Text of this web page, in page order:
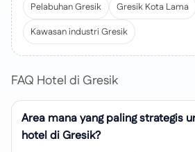
Pelabuhan Gresik
Gresik Kota Lama
Kawasan industri Gresik
FAQ Hotel di Gresik
Area mana yang paling strategis
hotel di Gresik?